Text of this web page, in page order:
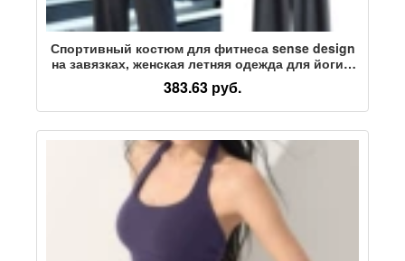
Спортивный костюм для фитнеса sense design
на завязках, женская летняя одежда для йоги с
короткими рукавами и поясом на цепочке,
одежда для тренировок в тренажерном зале
383.63 руб.